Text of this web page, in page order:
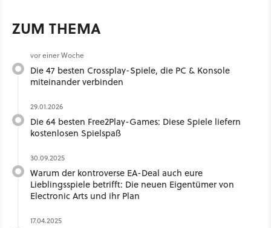
ZUM THEMA
vor einer Woche
Die 47 besten Crossplay-Spiele, die PC & Konsole
miteinander verbinden
29.01.2026
Die 64 besten Free2Play-Games: Diese Spiele liefern
kostenlosen Spielspaß
30.09.2025
Warum der kontroverse EA-Deal auch eure
Lieblingsspiele betrifft: Die neuen Eigentümer von
Electronic Arts und ihr Plan
17.04.2025